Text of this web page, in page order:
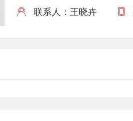
 联系人：王晓卉 